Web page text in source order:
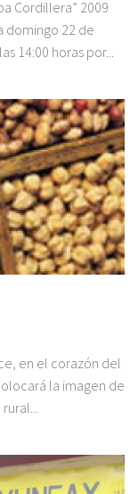
Cordillera” 2009
domingo 22 de
14:00 horas por...
en el corazón del
la imagen de